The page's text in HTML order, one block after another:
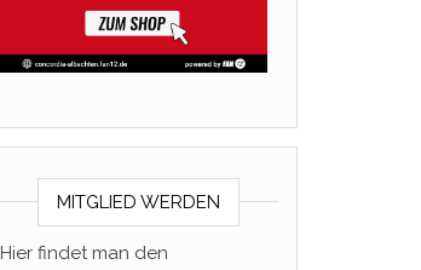
MITGLIED WERDEN
Hier findet man den